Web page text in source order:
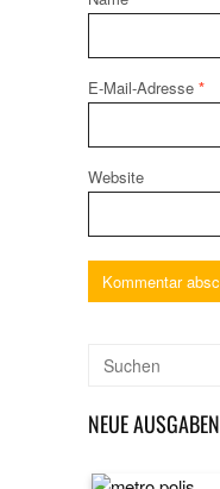
E-Mail-Adresse *
Website
NEUE AUSGABEN